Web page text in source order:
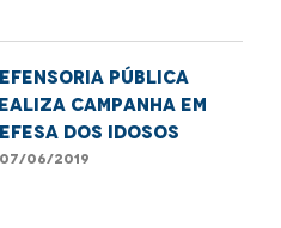
Pública
campanha em
dos idosos
06/2019